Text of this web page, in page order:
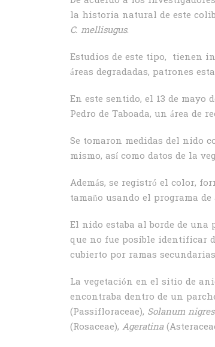
la historia natural de este
C. mellisugus.
Estudios de este tipo, tienen
áreas degradadas, patrones
En este sentido, el 13 de mayo
Pedro de Taboada, un área
Se tomaron medidas del nido
mismo, así como datos de la
Además, se registró el color,
tamaño usando el programa
El nido estaba al borde de
que no fue posible identificar
cubierto por ramas
La vegetación en el sitio de
encontraba dentro de un
(Passifloraceae), Solanum
(Rosaceae), Ageratina